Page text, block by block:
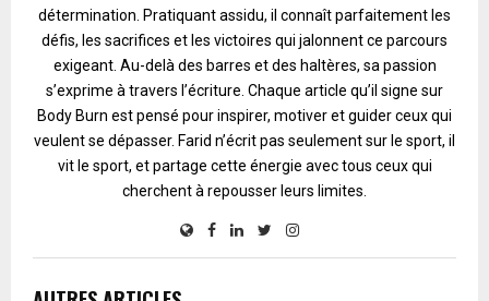
détermination. Pratiquant assidu, il connaît parfaitement les
défis, les sacrifices et les victoires qui jalonnent ce parcours
exigeant. Au-delà des barres et des haltères, sa passion
s’exprime à travers l’écriture. Chaque article qu’il signe sur
Body Burn est pensé pour inspirer, motiver et guider ceux qui
veulent se dépasser. Farid n’écrit pas seulement sur le sport, il
vit le sport, et partage cette énergie avec tous ceux qui
cherchent à repousser leurs limites.